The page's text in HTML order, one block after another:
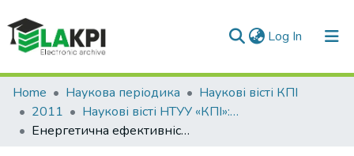
Log In (current)
Communities & Collections
All of DSpace
Home Наукова періодика
Наукові вісті КПІ
2011
Наукові вісті НТУУ «КПІ»: науково-технічний журнал, № 1(75)
Енергетична ефективність комбінованої теплонасосної системи низькотемпературного водяного опалення і вентиляції